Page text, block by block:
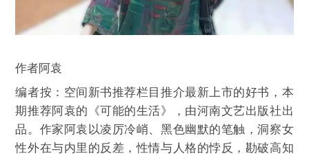
作者阿袁
编者按：空间新书推荐栏目推介最新上市的好书，本
期推荐阿袁的《可能的生活》，由河南文艺出版社出
品。作家阿袁以凌厉冷峭、黑色幽默的笔触，洞察女
性外在与内里的反差，性情与人格的悖反，勘破高知